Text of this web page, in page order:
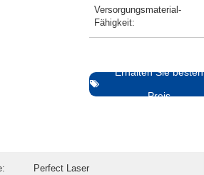
Versorgungsmaterial-
Fähigkeit:
Erhalten Sie besten
Preis
Perfect Laser